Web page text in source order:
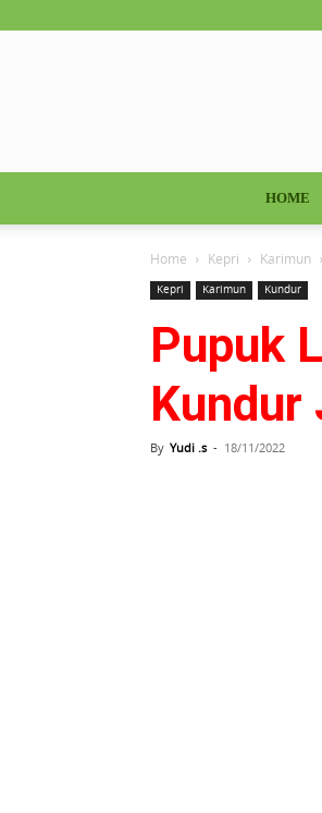
HOME
Home Kepri Karimun
Kepri Karimun Kundur
Pupuk
Kundur
By Yudi .s - 18/11/2022